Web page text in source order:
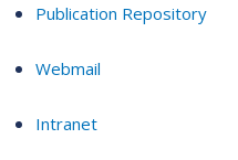
Publication Repository
Webmail
Intranet